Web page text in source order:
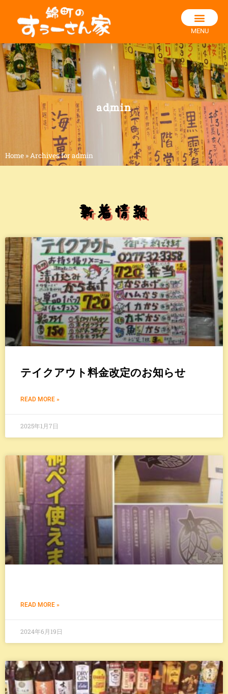
MENU
admin
Home »Archives for admin
新着情報
テイクアウト料金改定のお知らせ
READ MORE »
2025年1月7日
READ MORE »
2024年6月19日